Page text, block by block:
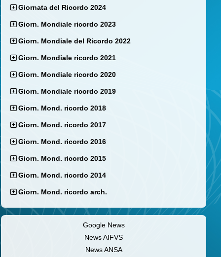
Giornata del Ricordo 2024
Giorn. Mondiale ricordo 2023
Giorn. Mondiale del Ricordo 2022
Giorn. Mondiale ricordo 2021
Giorn. Mondiale ricordo 2020
Giorn. Mondiale ricordo 2019
Giorn. Mond. ricordo 2018
Giorn. Mond. ricordo 2017
Giorn. Mond. ricordo 2016
Giorn. Mond. ricordo 2015
Giorn. Mond. ricordo 2014
Giorn. Mond. ricordo arch.
Google News
News AIFVS
News ANSA